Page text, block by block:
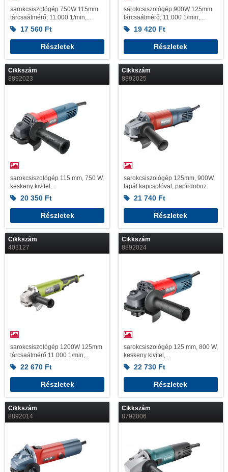
sarokcsiszológép 750W 115mm
tárcsaátmérő; 11.000 1/min,...
17 560 Ft
Részletek
sarokcsiszológép 900W 125mm
tárcsaátmérő; 11.000 1/min,...
19 420 Ft
Részletek
Cikkszám
8892023
sarokcsiszológép 115 mm, 750 W,
keskeny kivitel,...
20 350 Ft
Részletek
Cikkszám
8892025
sarokcsiszológép 125mm, 900W,
lapát kapcsolóval, papírdoboz
21 740 Ft
Részletek
Cikkszám
403127
sarokcsiszológép 1200W 125mm
tárcsaátmérő 11.000 1/min,...
22 670 Ft
Részletek
Cikkszám
8892024
sarokcsiszológép 125 mm, 800 W,
keskeny kivitel,...
22 730 Ft
Részletek
Cikkszám
8892014
Cikkszám
8792006